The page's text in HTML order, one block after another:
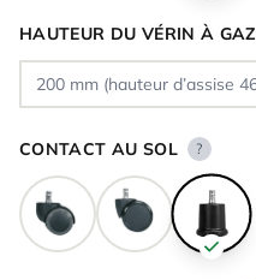
HAUTEUR DU VÉRIN À GAZ
CONTACT AU SOL ?